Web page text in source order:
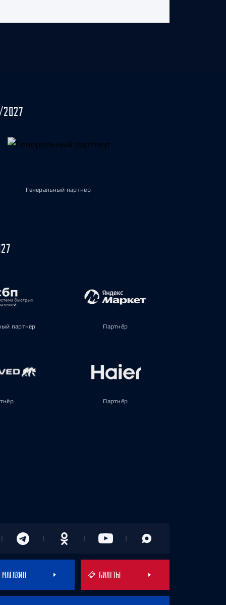
Генеральный партнёр
партнёр Партнёр
Партнёр
МАГАЗИН БИЛЕТЫ